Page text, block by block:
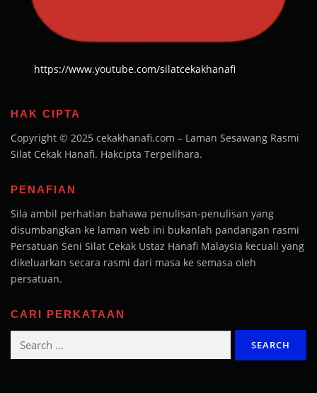
https://www.youtube.com/silatcekakhanafi
HAK CIPTA
Copyright © 2025 cekakhanafi.com – Laman Sesawang Rasmi
Silat Cekak Hanafi. Hakcipta Terpelihara.
PENAFIAN
Sila ambil perhatian bahawa penulisan-penulisan yang
disumbangkan ke laman web ini bukanlah pandangan rasmi
Persatuan Seni Silat Cekak Ustaz Hanafi Malaysia kecuali yang
dikeluarkan secara rasmi dari masa ke semasa oleh
persatuan.
CARI PERKATAAN
Search